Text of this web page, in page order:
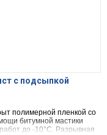
с подсыпкой
полимерной пленкой со
битумной мастики
до -10°С. Разрывная